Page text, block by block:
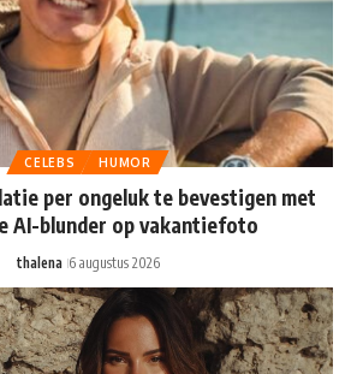
CELEBS HUMOR
per ongeluk te bevestigen met
AI-blunder op vakantiefoto
thalena 6 augustus 2026